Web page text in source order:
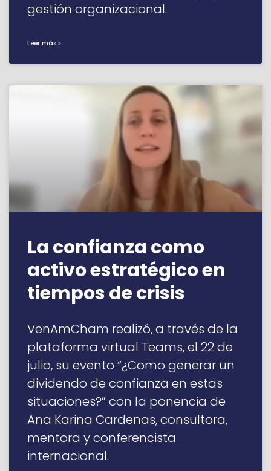
gestión organizacional.
Leer más »
La confianza como
activo estratégico en
tiempos de crisis
VenAmCham realizó, a través de la
plataforma virtual Teams, el 22 de
julio, su evento “¿Como generar un
dividendo de confianza en estas
situaciones?” con la ponencia de
Ana Karina Cardenas, consultora,
mentora y conferencista
internacional.